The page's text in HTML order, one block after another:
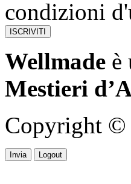
condizioni
Wellmade è
Mestieri
Copyright ©
Invia Logout